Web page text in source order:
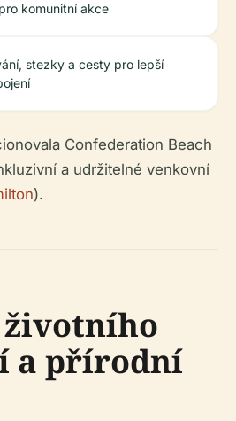
komunitní akce
stezky a cesty pro lepší
Confederation Beach
a udržitelné venkovní
).
životního
a přírodní